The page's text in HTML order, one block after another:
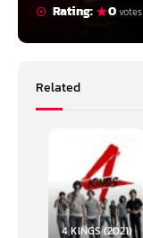
Rating:
0votes
Related
4 KINGS (2021)